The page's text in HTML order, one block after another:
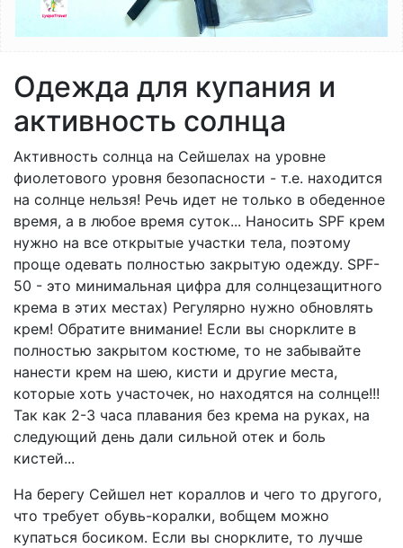
Одежда для купания и
активность солнца
Активность солнца на Сейшелах на уровне
фиолетового уровня безопасности - т.е. находится
на солнце нельзя! Речь идет не только в обеденное
время, а в любое время суток... Наносить SPF крем
нужно на все открытые участки тела, поэтому
проще одевать полностью закрытую одежду. SPF-
50 - это минимальная цифра для солнцезащитного
крема в этих местах) Регулярно нужно обновлять
крем! Обратите внимание! Если вы снорклите в
полностью закрытом костюме, то не забывайте
нанести крем на шею, кисти и другие места,
которые хоть участочек, но находятся на солнце!!!
Так как 2-3 часа плавания без крема на руках, на
следующий день дали сильной отек и боль
кистей...
На берегу Сейшел нет кораллов и чего то другого,
что требует обувь-коралки, вобщем можно
купаться босиком. Если вы снорклите, то лучше